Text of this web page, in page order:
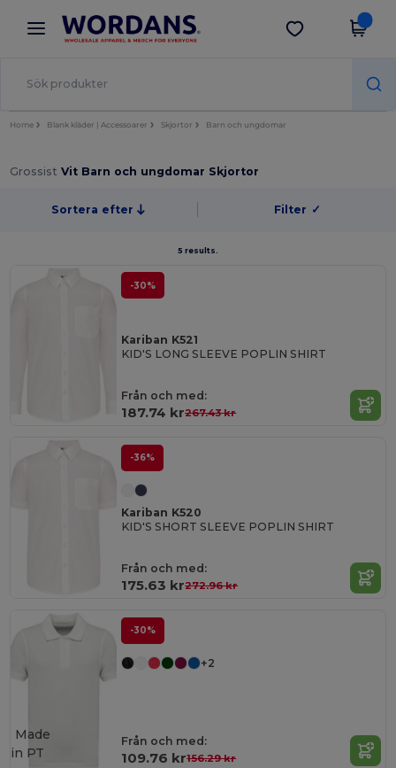
× Wordans-app
Bättre priser i appen!
Hämta app
Home Blank kläder | Accessoarer Skjortor Barn och ungdomar
Grossist Vit Barn och ungdomar Skjortor
Sortera efter Filter ✓
5 results.
-30%
Kariban K521
KID'S LONG SLEEVE POPLIN SHIRT
Från och med:
187.74 kr267.43 kr
-36%
Kariban K520
KID'S SHORT SLEEVE POPLIN SHIRT
Från och med:
175.63 kr272.96 kr
-30%
+2
Från och med:
109.76 kr156.29 kr
Made
in PT